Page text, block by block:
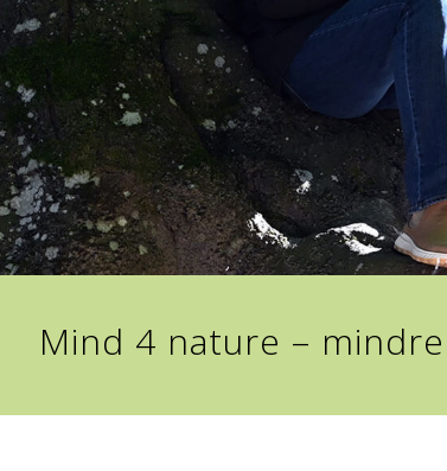
Mind 4 nature –